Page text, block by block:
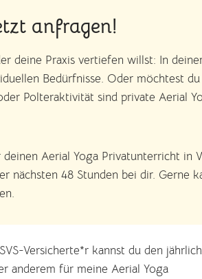
anfragen!
deine Praxis vertiefen willst: In
Bedürfnisse. Oder möchtest
Polteraktivität sind private Aerial
Aerial Yoga Privatunterricht in
nächsten 48 Stunden bei dir. Gerne
Versicherte*r kannst du den
anderem für meine Aerial Yoga